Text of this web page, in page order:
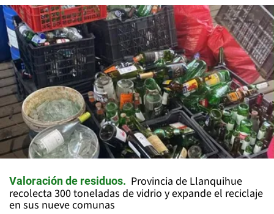
Valoración de residuos
Provincia de Llanquihue
recolecta 300 toneladas de vidrio y expande el reciclaje
en sus nueve comunas